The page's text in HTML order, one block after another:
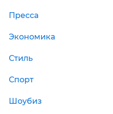
Пресса
Экономика
Стиль
Спорт
Шоубиз